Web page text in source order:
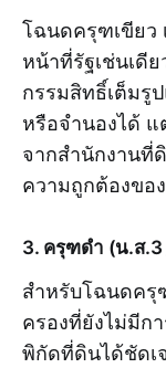
โฉนดครุฑเขียว
หน้าที่รัฐเช่นเดี
กรรมสิทธิ์เต็มรู
หรือจำนองได้
จากสำนักงานที่
ความถูกต้องขอ
3. ครุฑดำ (น.ส
สำหรับโฉนดครุ
ครองที่ยังไม่มีก
พิกัดที่ดินได้ชัดเ